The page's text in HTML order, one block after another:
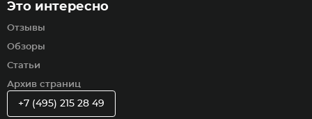
Это интересно
Отзывы
Обзоры
Статьи
Архив страниц
+7 (495) 215 28 49